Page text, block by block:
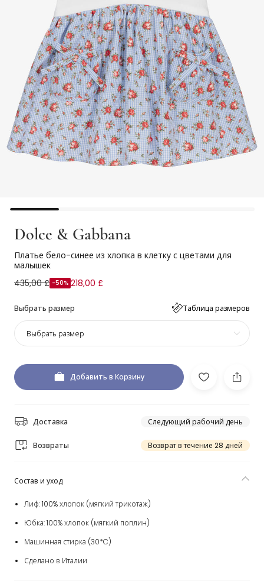
Dolce & Gabbana
Платье бело-синее из хлопка в клетку с цветами для
малышек
435,00 £ -50% 218,00 £
Выбрать размер Таблица размеров
Выбрать размер
Добавить в Корзину
Доставка Следующий рабочий день
Возвраты Возврат в течение 28 дней
Состав и уход
Лиф: 100% хлопок (мягкий трикотаж)
Юбка: 100% хлопок (мягкий поплин)
Машинная стирка (30*C)
Сделано в Италии